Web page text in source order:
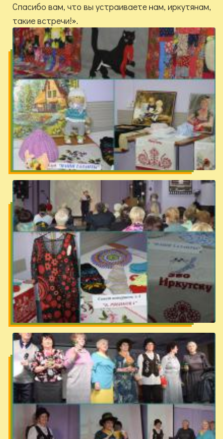
Спасибо вам, что вы устраиваете нам, иркутянам,
такие встречи!».